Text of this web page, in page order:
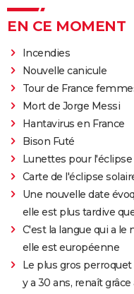
EN CE MOMENT
Incendies
Nouvelle canicule
Tour de France
Mort de Jorge Messi
Hantavirus en France
Bison Futé
Lunettes pour l'éclipse
Carte de l'éclipse
Une nouvelle date
elle est plus tardive
C'est la langue qui a le
elle est européenne
Le plus gros
y a 30 ans, renaît